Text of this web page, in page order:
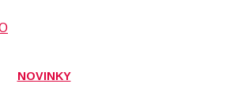
NOVINKY